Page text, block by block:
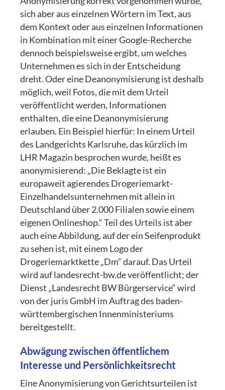
sich aber aus einzelnen Wörtern im Text, aus
dem Kontext oder aus einzelnen Informationen
in Kombination mit einer Google-Recherche
dennoch beispielsweise ergibt, um welches
Unternehmen es sich in der Entscheidung
dreht. Oder eine Deanonymisierung ist deshalb
möglich, weil Fotos, die mit dem Urteil
veröffentlicht werden, Informationen
enthalten, die eine Deanonymisierung
erlauben. Ein Beispiel hierfür: In einem Urteil
des Landgerichts Karlsruhe, das kürzlich im
LHR Magazin besprochen wurde, heißt es
anonymisierend: „Die Beklagte ist ein
europaweit agierendes Drogeriemarkt-
Einzelhandelsunternehmen mit allein in
Deutschland über 2.000 Filialen sowie einem
eigenen Onlineshop.“ Teil des Urteils ist aber
auch eine Abbildung, auf der ein Seifenprodukt
zu sehen ist, mit einem Logo der
Drogeriemarktkette „Dm“ darauf. Das Urteil
wird auf landesrecht-bw.de veröffentlicht; der
Dienst „Landesrecht BW Bürgerservice“ wird
von der juris GmbH im Auftrag des baden-
württembergischen Innenministeriums
bereitgestellt.
Abwägung zwischen öffentlichem
Interesse und Persönlichkeitsrecht
Eine Anonymisierung von Gerichtsurteilen ist